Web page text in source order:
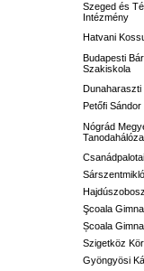
Szeged és
Intézmény
Hatvani
Budapesti
Szakiskola
Dunaharaszti
Petőfi
Nógrád
Şcoala
Școala
Szigetköz
Gyöngyösi